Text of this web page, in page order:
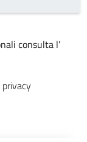
consulta l’